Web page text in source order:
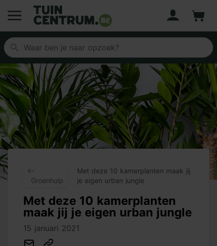
Logo Tuincentrum.be
Groenhulp
Met deze 10 kamerplanten maak jij
je eigen urban jungle
Met deze 10 kamerplanten
maak jij je eigen urban jungle
15 januari 2021